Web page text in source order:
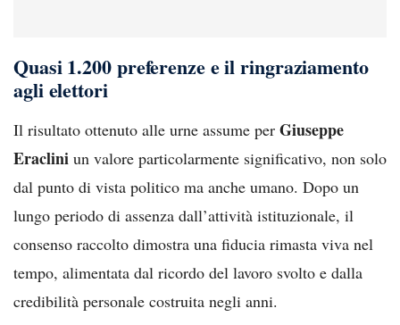
Quasi 1.200 preferenze e il ringraziamento
agli elettori
Il risultato ottenuto alle urne assume per Giuseppe
Eraclini un valore particolarmente significativo, non solo
dal punto di vista politico ma anche umano. Dopo un
lungo periodo di assenza dall’attività istituzionale, il
consenso raccolto dimostra una fiducia rimasta viva nel
tempo, alimentata dal ricordo del lavoro svolto e dalla
credibilità personale costruita negli anni.